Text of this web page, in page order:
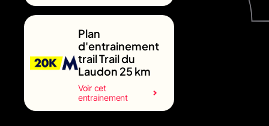
Plan
d'entrainement
trail Trail du
Laudon 25 km
Voir cet
entrainement